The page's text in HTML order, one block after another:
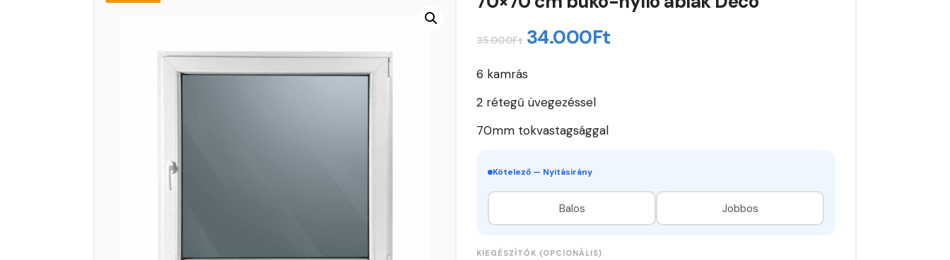
35.000Ft Original
was:
35.000Ft.
34.000FtCurrent
6 kamrás
2 rétegű üvegezéssel
70mm tokvastagsággal
Kötelező — Nyitásirány
Balos Jobbos
KIEGÉSZÍTŐK (OPCIONÁLIS)